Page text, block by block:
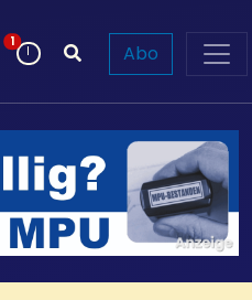
1Neue Beiträge Abo